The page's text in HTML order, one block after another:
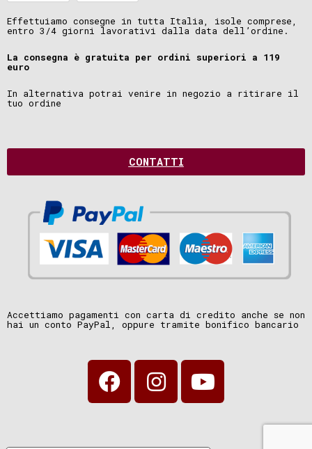
Effettuiamo consegne in tutta Italia, isole comprese,
entro 3/4 giorni lavorativi dalla data dell’ordine.
La consegna è gratuita per ordini superiori a 119
euro
In alternativa potrai venire in negozio a ritirare il
tuo ordine
CONTATTI
Accettiamo pagamenti con carta di credito anche se non
hai un conto PayPal, oppure tramite bonifico bancario